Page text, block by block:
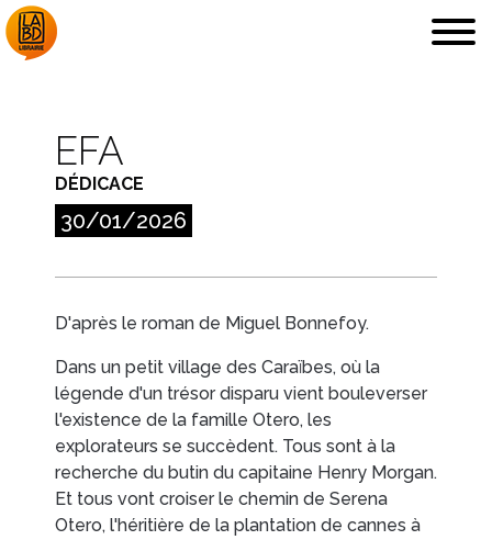
LA LIBRAIRIE
COUPS DE CŒUR ARCHIVES
EFA
DÉDICACE
30/01/2026
D'après le roman de Miguel Bonnefoy.
Dans un petit village des Caraïbes, où la
légende d'un trésor disparu vient bouleverser
l'existence de la famille Otero, les
explorateurs se succèdent. Tous sont à la
recherche du butin du capitaine Henry Morgan.
Et tous vont croiser le chemin de Serena
Otero, l'héritière de la plantation de cannes à